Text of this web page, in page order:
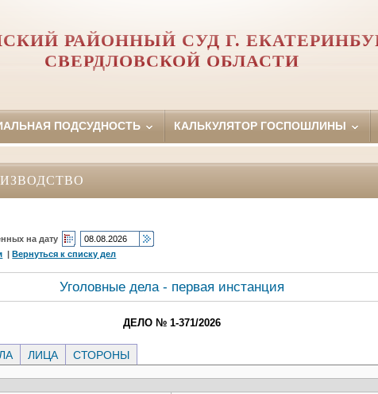
РАЙОННЫЙ СУД Г.
СВЕРДЛОВСКОЙ ОБЛАСТИ
ПОДСУДНОСТЬ КАЛЬКУЛЯТОР ГОСПОШЛИНЫ
на дату
|Вернуться к списку дел
Уголовные дела - первая инстанция
ДЕЛО № 1-371/2026
ЛИЦА СТОРОНЫ